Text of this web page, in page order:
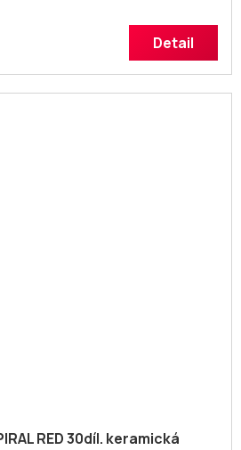
Detail
RED 30díl. keramická